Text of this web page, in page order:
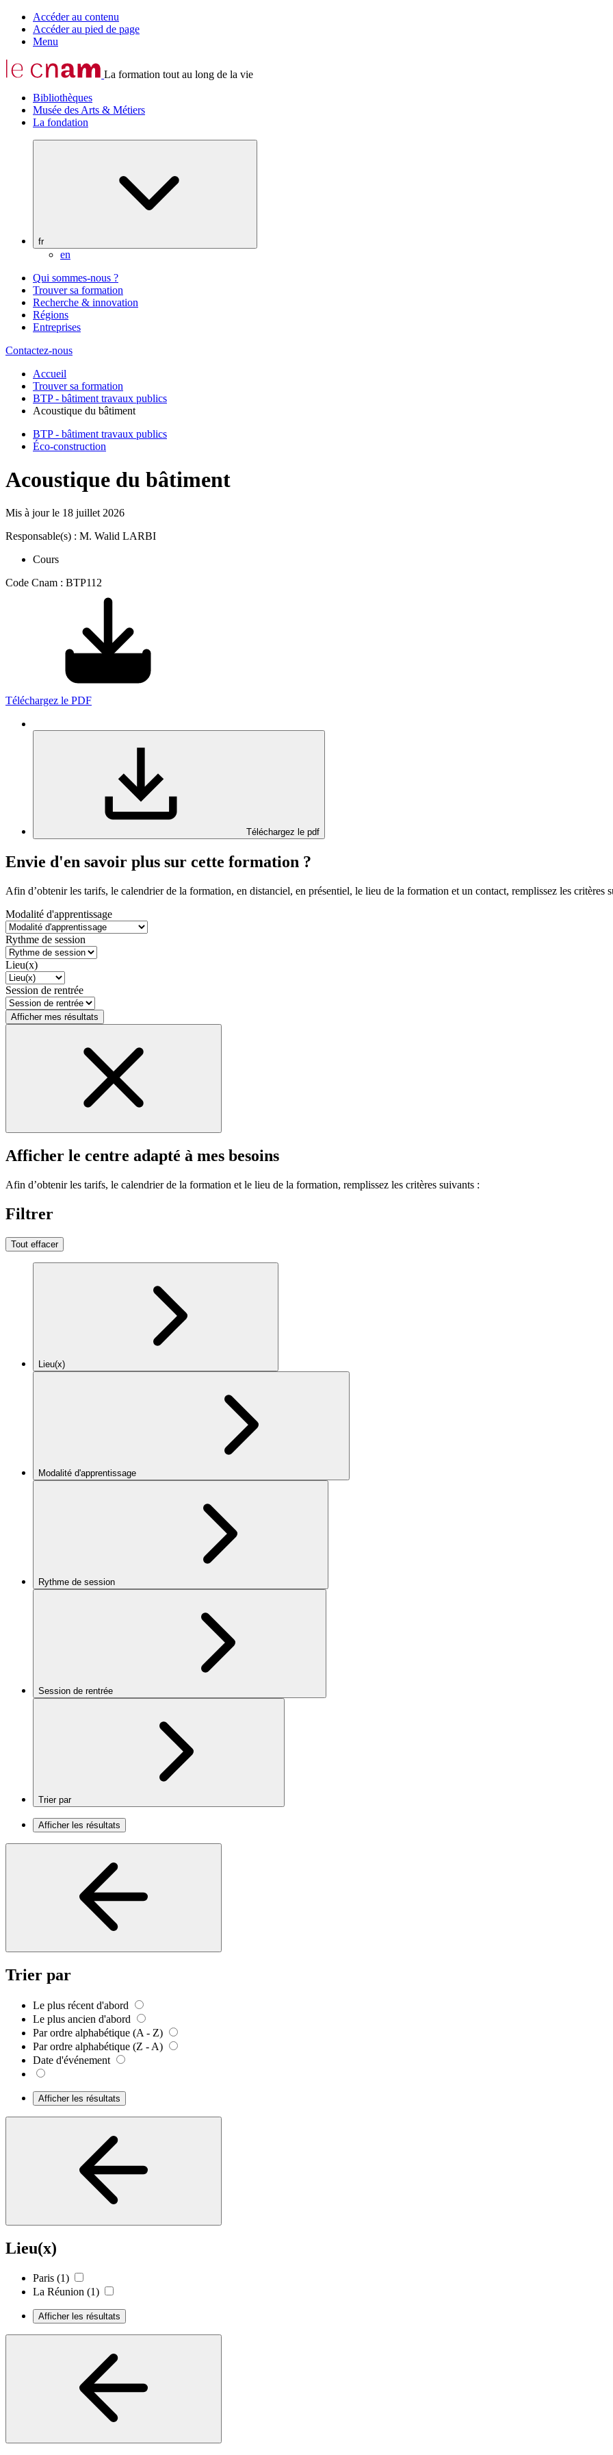
Accéder au contenu
Accéder au pied de page
Menu
La formation tout au long de la vie
Bibliothèques
Musée des Arts & Métiers
La fondation
fr
en
Qui sommes-nous ?
Trouver sa formation
Recherche & innovation
Régions
Entreprises
Contactez-nous
Accueil
Trouver sa formation
BTP - bâtiment travaux publics
Acoustique du bâtiment
BTP - bâtiment travaux publics
Éco-construction
Acoustique du bâtiment
Mis à jour le 18 juillet 2026
Responsable(s) : M. Walid LARBI
Cours
Code Cnam : BTP112
Téléchargez le PDF
Téléchargez le pdf
Envie d'en savoir plus sur cette formation ?
Afin d’obtenir les tarifs, le calendrier de la formation, en distanciel, en présentiel, le lieu de la formation et un contact, remplissez les critères
Modalité d'apprentissage
Rythme de session
Lieu(x)
Session de rentrée
Afficher mes résultats
Afficher le centre adapté à mes besoins
Afin d’obtenir les tarifs, le calendrier de la formation et le lieu de la formation, remplissez les critères suivants :
Filtrer
Tout effacer
Lieu(x)
Modalité d'apprentissage
Rythme de session
Session de rentrée
Trier par
Afficher les résultats
Trier par
Le plus récent d'abord
Le plus ancien d'abord
Par ordre alphabétique (A - Z)
Par ordre alphabétique (Z - A)
Date d'événement
Afficher les résultats
Lieu(x)
Paris (1)
La Réunion (1)
Afficher les résultats